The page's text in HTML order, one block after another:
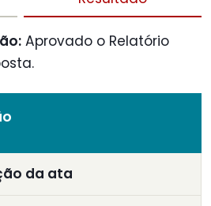
Aprovado o Relatório
da ata